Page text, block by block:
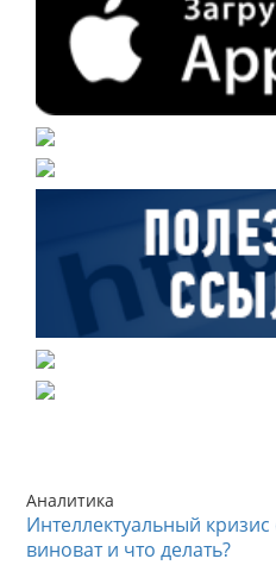
Аналитика
Интеллектуальный
виноват и что делать?